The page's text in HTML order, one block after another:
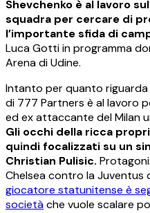
Shevchenko è al lavoro
squadra per cercare di
l’importante sfida di
Luca Gotti in programma
Arena di Udine.
Intanto per quanto
di 777 Partners è al lavoro
ed ex attaccante del Milan
Gli occhi della ricca
quindi focalizzati su un
Christian Pulisic.
Chelsea contro la Juventus
giocatore statunitense è
societàche vuole scalare